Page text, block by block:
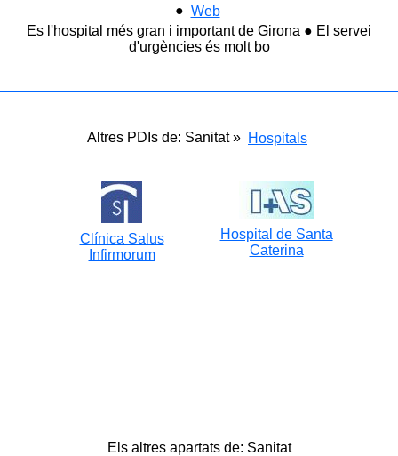
● Web
Es l'hospital més gran i important de Girona ● El servei
d'urgències és molt bo
Altres PDIs de: Sanitat » Hospitals
Clínica Salus
Infirmorum
Hospital de Santa
Caterina
Els altres apartats de: Sanitat